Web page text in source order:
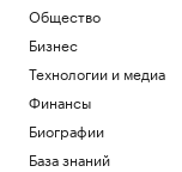
Общество
Бизнес
Технологии и медиа
Финансы
Биографии
База знаний